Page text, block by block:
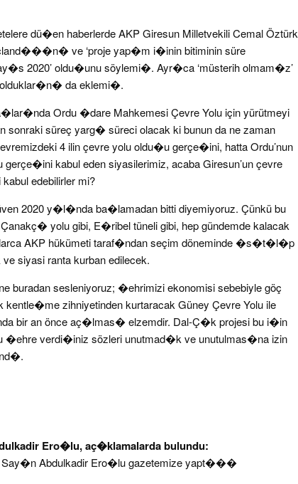
dü�en haberlerde AKP Giresun Milletvekili Cemal Öztürk
ve ‘proje yap�m i�inin bitiminin süre
2020’ oldu�unu söylemi�. Ayr�ca ‘müsterih olmam�z’
olduklar�n� da eklemi�.
Ordu �dare Mahkemesi Çevre Yolu için yürütmeyi
sonraki süreç yarg� süreci olacak ki bunun da ne zaman
4 ilin çevre yolu oldu�u gerçe�ini, hatta Ordu’nun
kabul eden siyasilerimiz, acaba Giresun’un çevre
edebilirler mi?
2020 y�l�nda ba�lamadan bitti diyemiyoruz. Çünkü bu
yolu gibi, E�ribel tüneli gibi, hep gündemde kalacak
AKP hükümeti taraf�ndan seçim döneminde �s�t�l�p
siyasi ranta kurban edilecek.
buradan sesleniyoruz; �ehrimizi ekonomisi sebebiyle göç
zihniyetinden kurtaracak Güney Çevre Yolu ile
bir an önce aç�lmas� elzemdir. Dal-Ç�k projesi bu i�in
�ehre verdi�iniz sözleri unutmad�k ve unutulmas�na izin
Ero�lu, aç�klamalarda bulundu:
Abdulkadir Ero�lu gazetemize yapt���